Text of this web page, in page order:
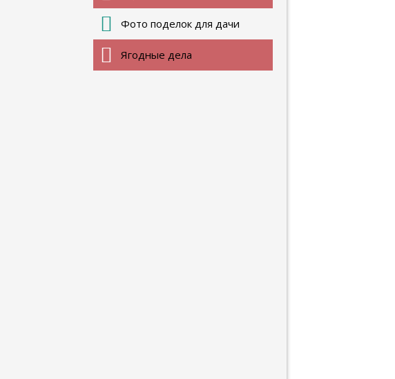
Фото поделок для дачи
Ягодные дела